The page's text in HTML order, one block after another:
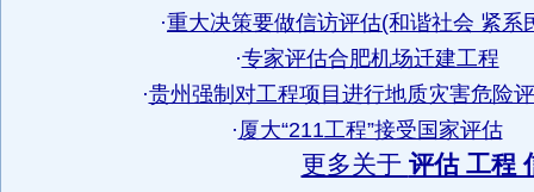
·重大决策要做信访评估(和谐社会 紧系
·专家评估合肥机场迁建工程
·贵州强制对工程项目进行地质灾害危险
·厦大“211工程”接受国家评估
更多关于 评估 工程